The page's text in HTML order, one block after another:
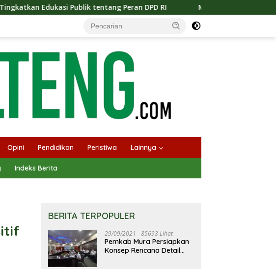
Peran DPD RI Masuknya Musim Kemarau PT Pada Idi
Opini Pendidikan Peristiwa Lainnya
Indeks Berita
BERITA TERPOPULER
29/09/2021 85693 Lihat
Pemkab Mura Persiapkan
Konsep Rencana Detail